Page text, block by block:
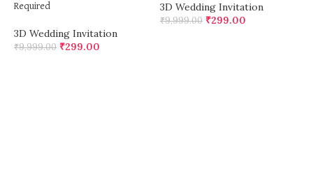
Required
3D Wedding Invitation
₹9,999.00 ₹299.00
3D Wedding Invitation
₹9,999.00 ₹299.00